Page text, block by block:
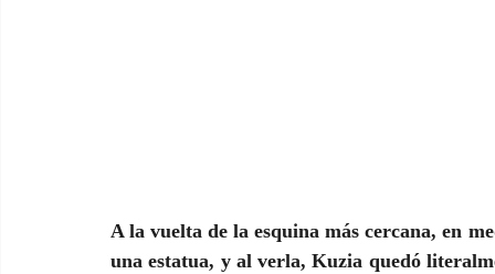
A la vuelta de la esquina más cercana, en
una estatua, y al verla, Kuzia quedó